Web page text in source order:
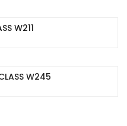
W211
W245